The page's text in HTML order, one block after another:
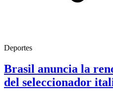
Deportes
Brasil anuncia la
del seleccionador